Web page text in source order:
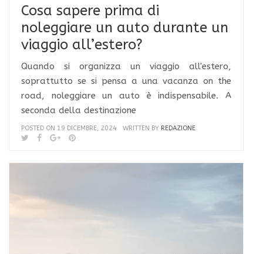
Cosa sapere prima di
noleggiare un auto durante un
viaggio all’estero?
Quando si organizza un viaggio all'estero,
soprattutto se si pensa a una vacanza on the
road, noleggiare un auto è indispensabile. A
seconda della destinazione
POSTED ON 19 DICEMBRE, 2024 WRITTEN BY REDAZIONE